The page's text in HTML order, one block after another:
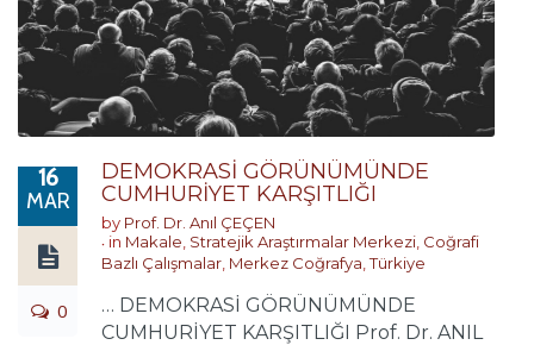
16
MAR
0
DEMOKRASİ GÖRÜNÜMÜNDE
CUMHURİYET KARŞITLIĞI
by Prof. Dr. Anıl ÇEÇEN
in Makale Stratejik Araştırmalar Merkezi Coğrafi
Bazlı Çalışmalar Merkez Coğrafya ,Türkiye
… DEMOKRASİ GÖRÜNÜMÜNDE
CUMHURİYET KARŞITLIĞI Prof. Dr. ANIL